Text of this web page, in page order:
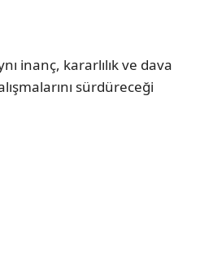
inanç, kararlılık ve dava
sürdüreceği